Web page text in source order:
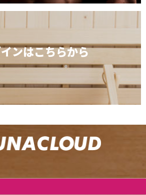
ンはこちらから